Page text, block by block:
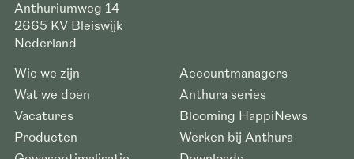
Anthuriumweg 14
2665 KV Bleiswijk
Nederland
Wie we zijn
Wat we doen
Vacatures
Producten
Accountmanagers
Anthura series
Blooming HappiNews
Werken bij Anthura